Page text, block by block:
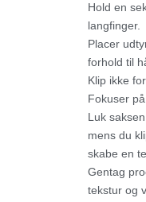
Hold en
langfinger.
Placer
forhold til
Klip ikke
Fokuser
Luk
mens du
skabe en
Gentag
tekstur og